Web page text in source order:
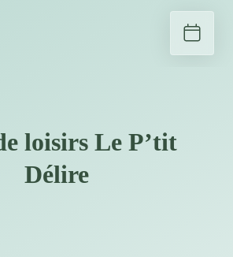
loisirs Le P’tit
Délire